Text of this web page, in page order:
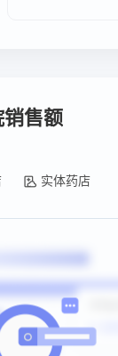
售额
实体药店